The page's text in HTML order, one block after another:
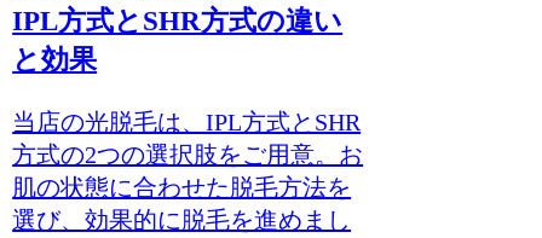
IPL方式とSHR方式の違い
と効果
当店の光脱毛は、IPL方式とSHR
方式の2つの選択肢をご用意。お
肌の状態に合わせた脱毛方法を
選び、効果的に脱毛を進めまし